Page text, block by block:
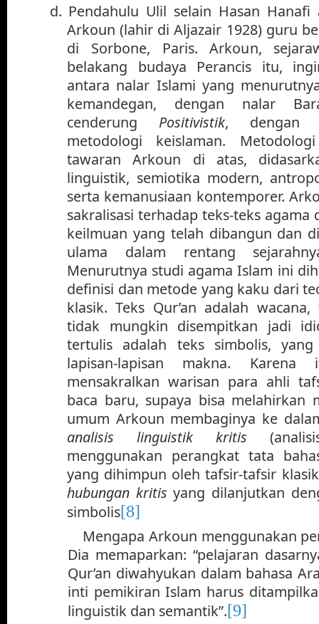
d. Pendahulu Ulil selain Hasan Hanafi
Arkoun (lahir di Aljazair 1928) guru
di Sorbone, Paris. Arkoun,
belakang budaya Perancis itu,
antara nalar Islami yang
kemandegan, dengan nalar
cenderung Positivistik, dengan
metodologi keislaman.
tawaran Arkoun di atas,
linguistik, semiotika modern,
serta kemanusiaan kontemporer.
sakralisasi terhadap teks-teks
keilmuan yang telah dibangun dan
ulama dalam rentang
Menurutnya studi agama Islam ini
definisi dan metode yang kaku dari
klasik. Teks Qur’an adalah
tidak mungkin disempitkan jadi
tertulis adalah teks simbolis,
lapisan-lapisan makna.
mensakralkan warisan para ahli
baca baru, supaya bisa melahirkan
umum Arkoun membaginya ke
analisis linguistik kritis
menggunakan perangkat tata
yang dihimpun oleh tafsir-tafsir
hubungan kritisyang dilanjutkan
simbolis[8]
Mengapa Arkoun menggunakan
Dia memaparkan: “pelajaran
Qur’an diwahyukan dalam bahasa
inti pemikiran Islam harus
linguistik dan semantik”.[9]